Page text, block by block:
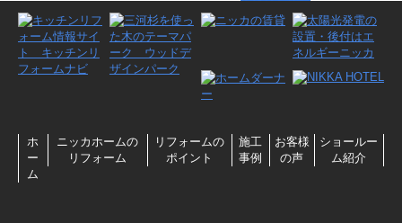
ホ
ー
ム
ニッカホームの
リフォーム
リフォームの
ポイント
施工
事例
お客様
の声
ショールー
ム紹介